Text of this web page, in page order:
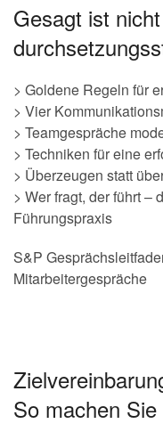
Gesagt ist
> Goldene Regeln für
> Vier
> Teamgespräche
> Techniken für eine
> Überzeugen statt
> Wer fragt, der führt –
Führungspraxis
S&P
Mitarbeitergespräche
So machen